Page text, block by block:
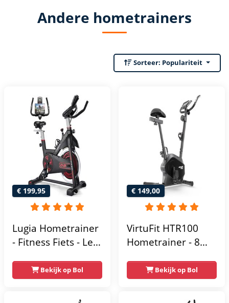
Andere hometrainers
Sorteer: Populariteit
€ 199,95
Lugia Hometrainer
- Fitness Fiets - Led
Verstelbaar Zadel -
0-100% weerstand
Bekijk op Bol
€ 149,00
VirtuFit HTR100
Hometrainer - 8
Weerstandniveau's
- Verstelbaar zadel
Bekijk op Bol